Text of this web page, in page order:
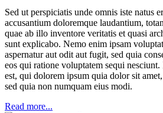
Sed ut perspiciatis unde omnis iste natus
accusantium doloremque laudantium,
quae ab illo inventore veritatis et quasi
sunt explicabo. Nemo enim ipsam
aspernatur aut odit aut fugit, sed quia
eos qui ratione voluptatem sequi
est, qui dolorem ipsum quia dolor sit
sed quia non numquam eius modi.
Read more...